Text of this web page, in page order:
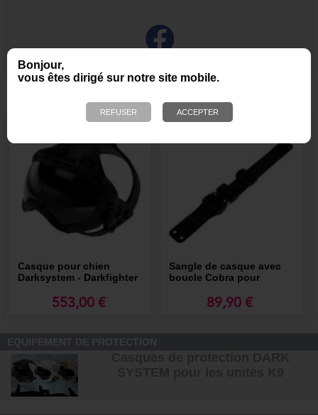
Bonjour,
vous êtes dirigé sur notre site mobile.
Casque pour chien
Darksystem - Darkfighter
553,00 €
Sangle de casque avec
boucle Cobra pour
89,90 €